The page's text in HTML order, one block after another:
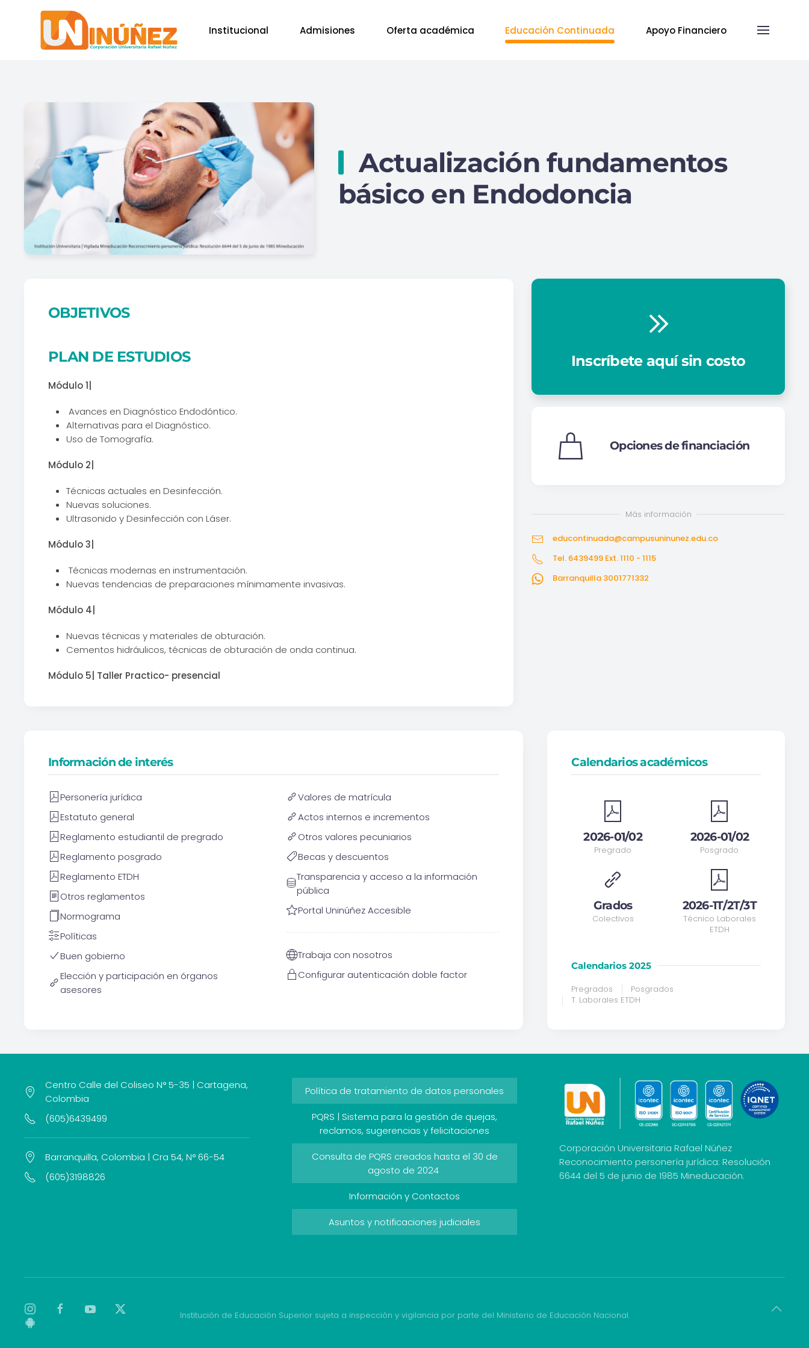
Skip to main content Institucional Admisiones Oferta académica Educación Continuada Apoyo Financiero
Actualización fundamentos
básico en Endodoncia
OBJETIVOS
PLAN DE ESTUDIOS
Módulo 1|
Avances en Diagnóstico Endodóntico.
Alternativas para el Diagnóstico.
Uso de Tomografía.
Módulo 2|
Técnicas actuales en Desinfección.
Nuevas soluciones.
Ultrasonido y Desinfección con Láser.
Módulo 3|
Técnicas modernas en instrumentación.
Nuevas tendencias de preparaciones mínimamente invasivas.
Módulo 4|
Nuevas técnicas y materiales de obturación.
Cementos hidráulicos, técnicas de obturación de onda continua.
Módulo 5| Taller Practico- presencial
Inscríbete aquí sin costo
Opciones de financiación
Más información
educontinuada@campusuninunez.edu.co
Tel. 6439499 Ext. 1110 - 1115
Barranquilla 3001771332
Información de interés
Personería jurídica
Estatuto general
Reglamento estudiantil de pregrado
Reglamento posgrado
Reglamento ETDH
Otros reglamentos
Normograma
Políticas
Buen gobierno
Elección y participación en órganos
asesores
Valores de matrícula
Actos internos e incrementos
Otros valores pecuniarios
Becas y descuentos
Transparencia y acceso a la información
pública
Portal Uninúñez Accesible
Trabaja con nosotros
Configurar autenticación doble factor
Calendarios académicos
2026-01/02
Pregrado
Grados
Colectivos
2026-01/02
Posgrado
2026-1T/2T/3T
Técnico Laborales
ETDH
Calendarios 2025
Pregrados
Posgrados
T. Laborales ETDH
Centro Calle del Coliseo N° 5-35 | Cartagena,
Colombia
(605)6439499
Barranquilla, Colombia | Cra 54, N° 66-54
(605)3198826
Política de tratamiento de datos personales
PQRS | Sistema para la gestión de quejas,
reclamos, sugerencias y felicitaciones
Consulta de PQRS creados hasta el 30 de
agosto de 2024
Información y Contactos
Asuntos y notificaciones judiciales
Corporación Universitaria Rafael Núñez
Reconocimiento personería jurídica: Resolución
6644 del 5 de junio de 1985 Mineducación.
Institución de Educación Superior sujeta a inspección y vigilancia por parte del Ministerio de Educación Nacional.